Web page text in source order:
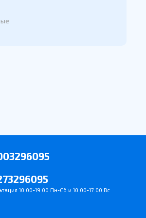
10:00-19:00 Пн-Сб и 10:00-17:00 Вс